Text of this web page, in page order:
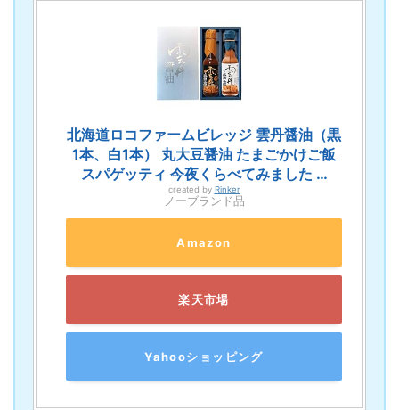
北海道ロコファームビレッジ 雲丹醤油（黒
1本、白1本） 丸大豆醤油 たまごかけご飯
スパゲッティ 今夜くらべてみました …
created by Rinker
ノーブランド品
Amazon
楽天市場
Yahooショッピング